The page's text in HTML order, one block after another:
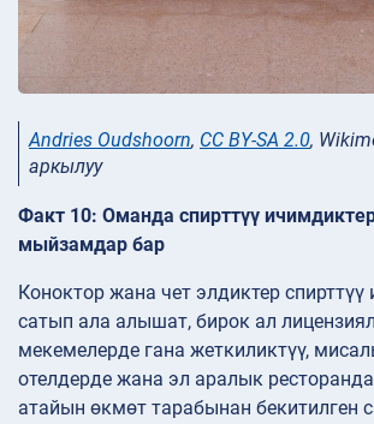
Andries Oudshoorn, CC BY-SA 2.0,
аркылуу
Факт 10: Оманда спирттүү
мыйзамдар бар
Коноктор жана чет элдиктер
сатып ала алышат, бирок ал
мекемелерде гана жеткиликтүү,
отелдерде жана эл аралык
атайын өкмөт тарабынан бекитилген